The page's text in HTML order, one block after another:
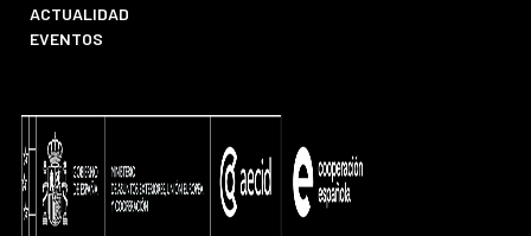
ACTUALIDAD
EVENTOS